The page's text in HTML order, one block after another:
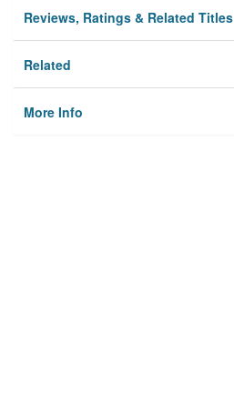
Reviews, Ratings & Related Titles
Related
More Info